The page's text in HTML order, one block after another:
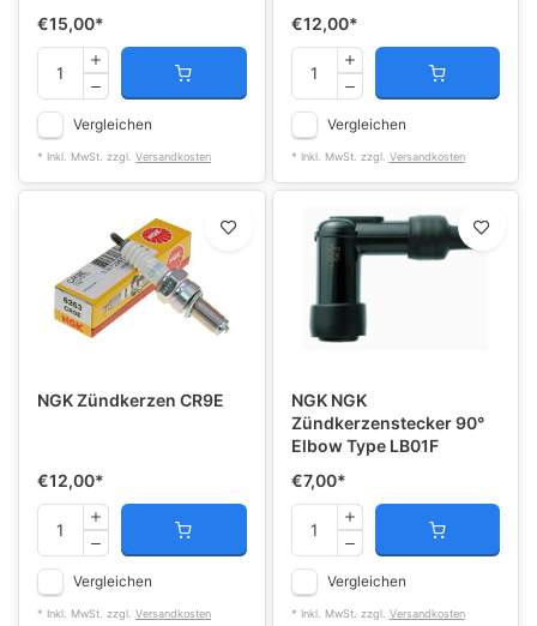
€15,00*
Vergleichen
* Inkl. MwSt. zzgl. Versandkosten
€12,00*
Vergleichen
* Inkl. MwSt. zzgl. Versandkosten
NGK Zündkerzen CR9E
€12,00*
Vergleichen
* Inkl. MwSt. zzgl. Versandkosten
NGK NGK
Zündkerzenstecker 90°
Elbow Type LB01F
€7,00*
Vergleichen
* Inkl. MwSt. zzgl. Versandkosten